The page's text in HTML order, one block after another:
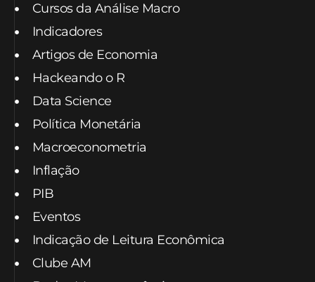
Cursos da Análise Macro
Indicadores
Artigos de Economia
Hackeando o R
Data Science
Política Monetária
Macroeconometria
Inflação
PIB
Eventos
Indicação de Leitura Econômica
Clube AM